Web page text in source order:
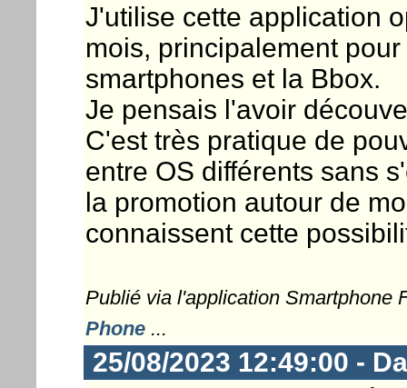
J'utilise cette application
mois, principalement
smartphones et la Bbox.
Je pensais l'avoir
C'est très pratique de
entre OS différents sans
la promotion autour de
connaissent cette
Publié via l'application Smartphone
Phone...
25/08/2023 12:49:00 -